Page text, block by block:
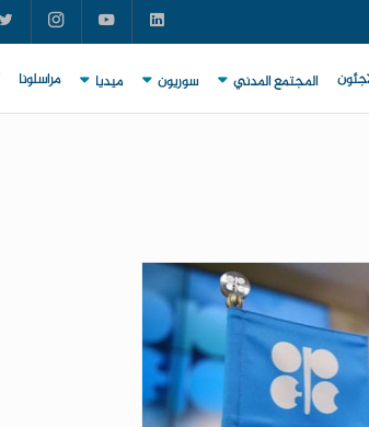
المجتمع المدني سوريون ميديا مراسلونا